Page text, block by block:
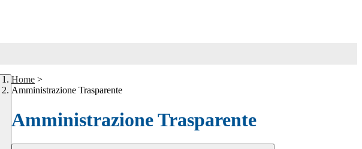
Home >
Amministrazione Trasparente
Amministrazione Trasparente